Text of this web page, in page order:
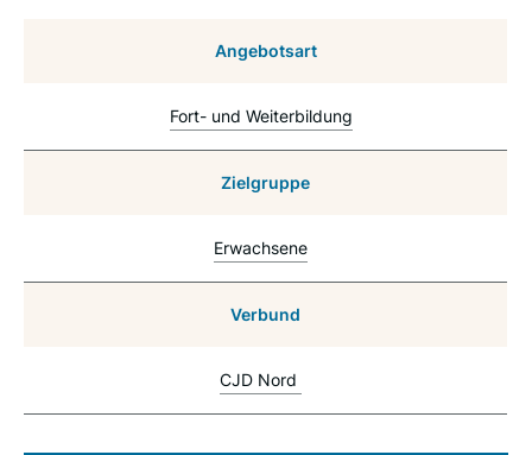
Angebotsart
Fort- und Weiterbildung
Zielgruppe
Erwachsene
Verbund
CJD Nord